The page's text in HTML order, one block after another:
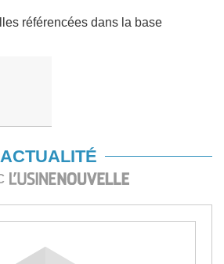
référencées dans la base
ACTUALITÉ